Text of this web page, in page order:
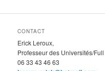
CONTACT
Erick Leroux,
Professeur des Universités/
06 33 43 46 63